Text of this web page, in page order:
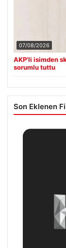
07/08/2026
AKP’li isimden
sorumlu tuttu
Son Eklenen